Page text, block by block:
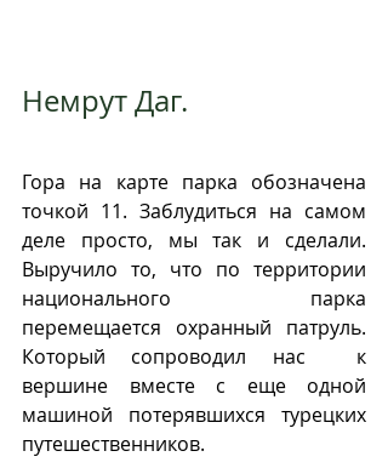
Немрут Даг.
Гора на карте парка обозначена
точкой 11. Заблудиться на самом
деле просто, мы так и сделали.
Выручило то, что по территории
национального парка
перемещается охранный патруль.
Который сопроводил нас  к
вершине вместе с еще одной
машиной потерявшихся турецких
путешественников.